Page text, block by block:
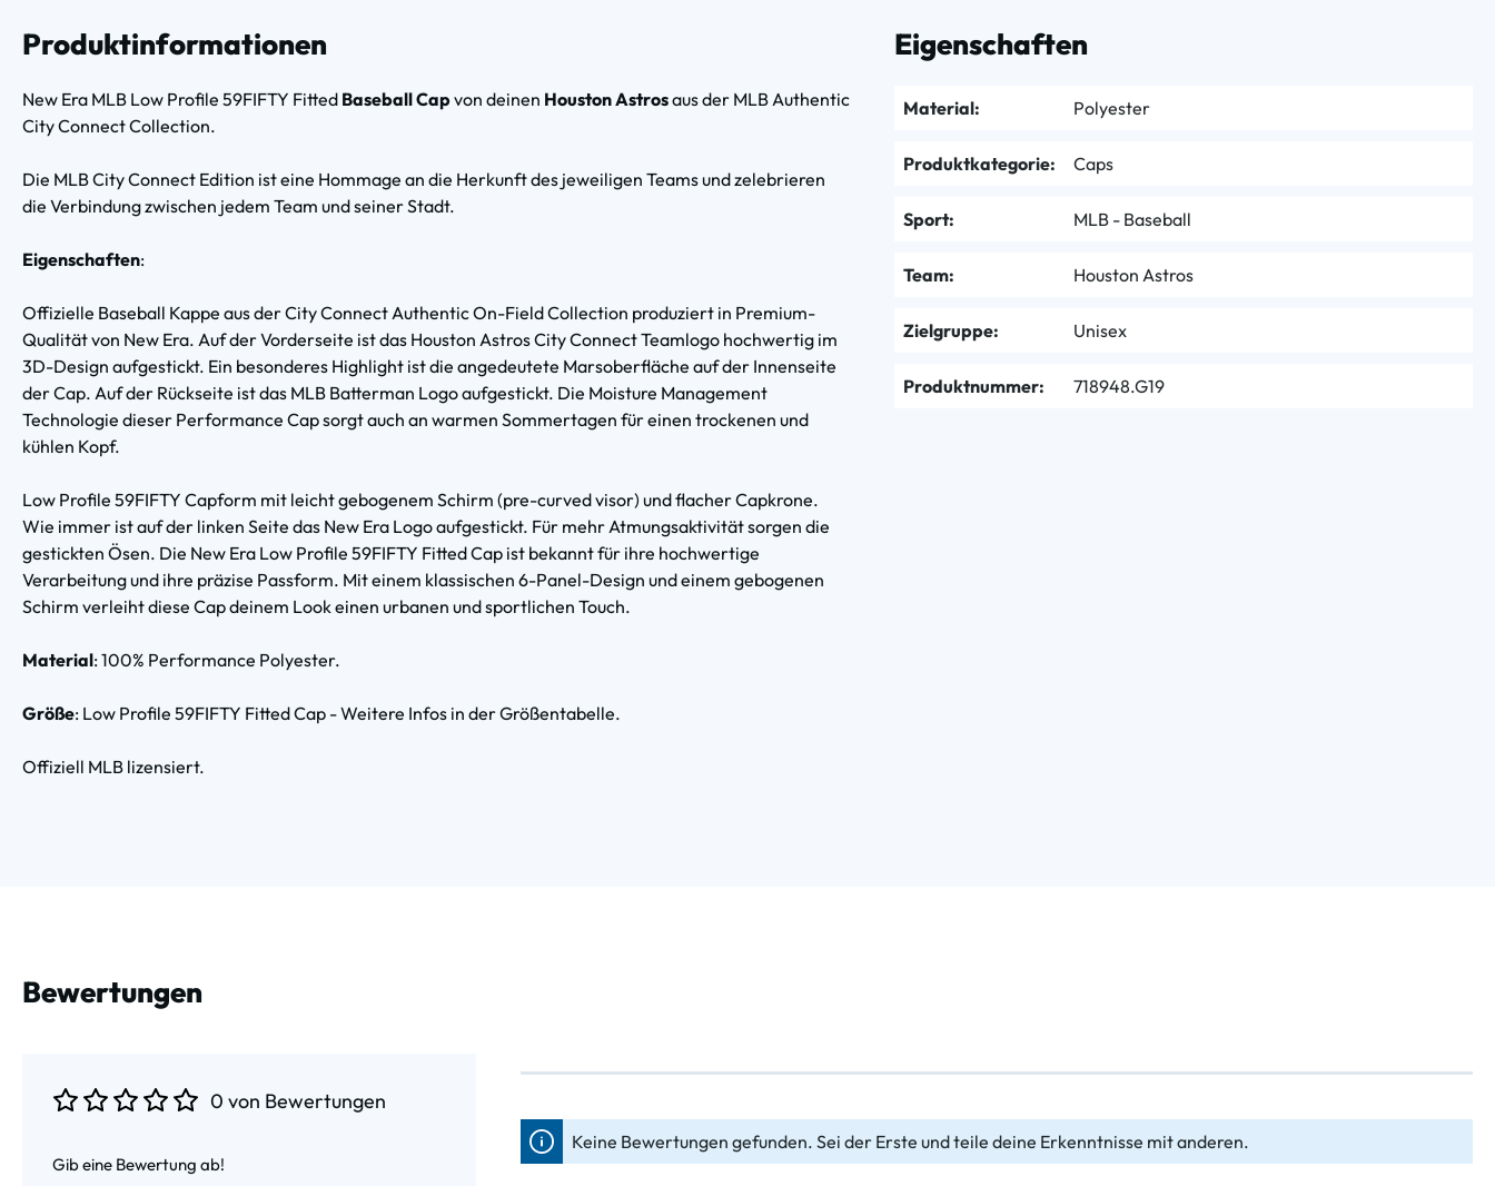
Produktinformationen
New Era MLB Low Profile 59FIFTY Fitted Baseball Cap von deinen Houston Astrosaus der MLB Authentic
City Connect Collection.
Die MLB City Connect Edition ist eine Hommage an die Herkunft des jeweiligen Teams und zelebrieren
die Verbindung zwischen jedem Team und seiner Stadt.
Eigenschaften:
Offizielle Baseball Kappe aus der City Connect Authentic On-Field Collection produziert in Premium-
Qualität von New Era. Auf der Vorderseite ist das Houston Astros City Connect Teamlogo hochwertig im
3D-Design aufgestickt. Ein besonderes Highlight ist die angedeutete Marsoberfläche auf der Innenseite
der Cap. Auf der Rückseite ist das MLB Batterman Logo aufgestickt. Die Moisture Management
Technologie dieser Performance Cap sorgt auch an warmen Sommertagen für einen trockenen und
kühlen Kopf.
Low Profile 59FIFTY Capform mit leicht gebogenem Schirm (pre-curved visor) und flacher Capkrone.
Wie immer ist auf der linken Seite das New Era Logo aufgestickt. Für mehr Atmungsaktivität sorgen die
gestickten Ösen. Die New Era Low Profile 59FIFTY Fitted Cap ist bekannt für ihre hochwertige
Verarbeitung und ihre präzise Passform. Mit einem klassischen 6-Panel-Design und einem gebogenen
Schirm verleiht diese Cap deinem Look einen urbanen und sportlichen Touch.
Material: 100% Performance Polyester.
Größe: Low Profile 59FIFTY Fitted Cap - Weitere Infos in der Größentabelle.
Offiziell MLB lizensiert.
Eigenschaften
Material: Polyester
Produktkategorie: Caps
Sport: MLB - Baseball
Team: Houston Astros
Zielgruppe: Unisex
Produktnummer: 718948.G19
Bewertungen
0 von Bewertungen
Gib eine Bewertung ab!
Keine Bewertungen gefunden. Sei der Erste und teile deine Erkenntnisse mit anderen.